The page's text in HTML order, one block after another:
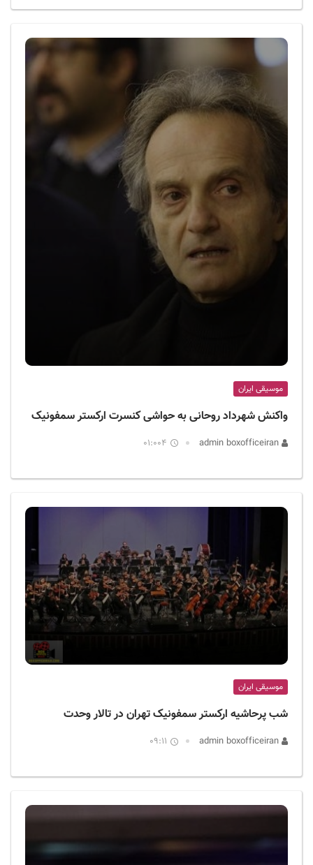
موسیقی ایران
واکنش شهرداد روحانی به حواشی کنسرت ارکستر سمفونیک
01:004
موسیقی ایران
شب پرحاشیه‌ ارکستر سمفونیک تهران در تالار وحدت
09:11